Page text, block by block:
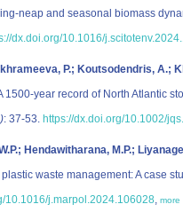
neap and seasonal biomass
dx.doi.org/10.1016/
P.; Koutsodendris, A.;
1500-year record of North Atlantic
: 37-53. https://dx.doi.org/10.1002/
Hendawitharana, M.P.;
waste management: A case
10.1016/j.marpol.2024.106028, more